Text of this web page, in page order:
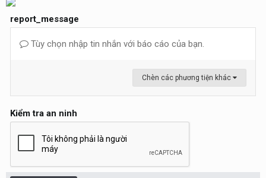
report_message
Tùy chọn nhập tin nhắn với báo cáo của bạn.
Chèn các phương tiện khác
Kiểm tra an ninh